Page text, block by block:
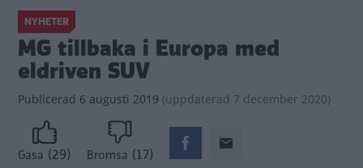
NYHETER
MG tillbaka i Europa med
eldriven SUV
Publicerad 6 augusti 2019 (uppdaterad 7 december 2020)
Gasa (29) Bromsa (17)